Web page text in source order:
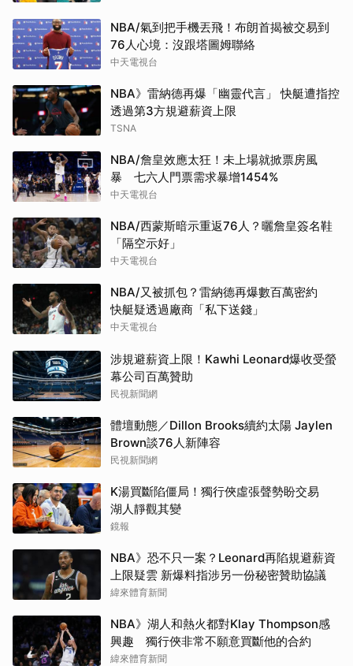
NBA/氣到把手機丟飛！布朗首揭被交易到
76人心境：沒跟塔圖姆聯絡
中天電視台
NBA》雷納德再爆「幽靈代言」 快艇遭指控
透過第3方規避薪資上限
TSNA
NBA/詹皇效應太狂！未上場就掀票房風
暴 七六人門票需求暴增1454%
中天電視台
NBA/西蒙斯暗示重返76人？曬詹皇簽名鞋
「隔空示好」
中天電視台
NBA/又被抓包？雷納德再爆數百萬密約
快艇疑透過廠商「私下送錢」
中天電視台
涉規避薪資上限！Kawhi Leonard爆收受螢
幕公司百萬贊助
民視新聞網
體壇動態／Dillon Brooks續約太陽 Jaylen
Brown談76人新陣容
民視新聞網
K湯買斷陷僵局！獨行俠虛張聲勢盼交易
湖人靜觀其變
鏡報
NBA》恐不只一案？Leonard再陷規避薪資
上限疑雲 新爆料指涉另一份秘密贊助協議
緯來體育新聞
NBA》湖人和熱火都對Klay Thompson感
興趣 獨行俠非常不願意買斷他的合約
緯來體育新聞